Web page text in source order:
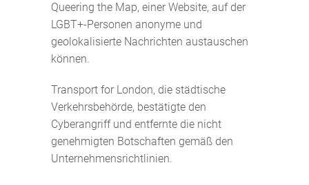
Queering the Map, einer Website, auf der
LGBT+-Personen anonyme und
geolokalisierte Nachrichten austauschen
können.
Transport for London, die städtische
Verkehrsbehörde, bestätigte den
Cyberangriff und entfernte die nicht
genehmigten Botschaften gemäß den
Unternehmensrichtlinien.